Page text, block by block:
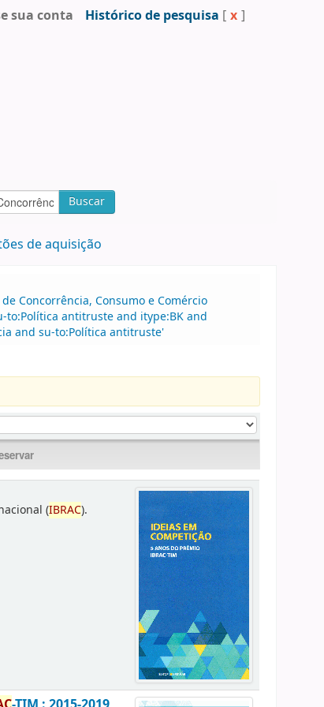
sua conta Histórico de pesquisa [ x ]
Buscar
de aquisição
Concorrência, Consumo e Comércio
to:Política antitruste and itype:BK and
and su-to:Política antitruste'
(IBRAC).